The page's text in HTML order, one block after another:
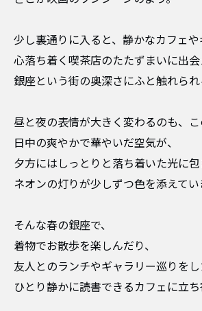
少し裏通りに入ると、静かなカフェや
心落ち着く喫茶店のたたずまいに出会
銀座という街の奥深さにふと触れられ
昼と夜の表情が大きく変わるのも、こ
日中の爽やかで華やいだ空気が、
夕方にはしっとりと落ち着いた光に包
ネオンの灯りが少しずつ色を添えてい
そんな春の銀座で、
着物でお散歩を楽しんだり、
友人とのランチやギャラリー巡りをし
ひとり静かに読書できるカフェに立